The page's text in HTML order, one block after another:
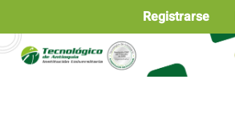
Contenido
principal
Registrarse